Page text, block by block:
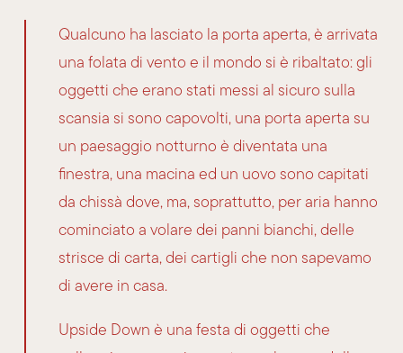
Qualcuno ha lasciato la porta aperta, è arrivata
una folata di vento e il mondo si è ribaltato: gli
oggetti che erano stati messi al sicuro sulla
scansia si sono capovolti, una porta aperta su
un paesaggio notturno è diventata una
finestra, una macina ed un uovo sono capitati
da chissà dove, ma, soprattutto, per aria hanno
cominciato a volare dei panni bianchi, delle
strisce di carta, dei cartigli che non sapevamo
di avere in casa.
Upside Down è una festa di oggetti che